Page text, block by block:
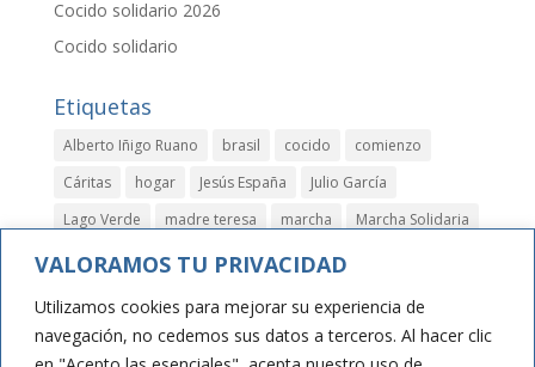
VALORAMOS TU PRIVACIDAD
Utilizamos cookies para mejorar su experiencia de
navegación, no cedemos sus datos a terceros. Al hacer clic
Cocido solidario 2026
Cocido solidario
Etiquetas
Alberto Iñigo Ruano brasil cocido
comienzo
Cáritas
hogar Jesús España
Julio García
Lago Verde
madre teresa marcha
Marcha Solidaria
niños
papeletas parla rastrillo